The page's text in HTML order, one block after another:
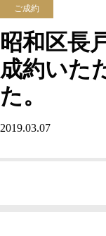
ご成約
昭和区長
成約いた
た。
2019.03.07